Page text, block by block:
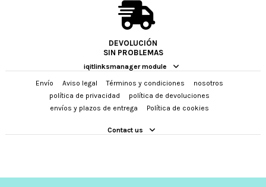
DEVOLUCIÓN
SIN PROBLEMAS
iqitlinksmanager module
Envío
Aviso legal Términos y condiciones
nosotros
política de privacidad
política de devoluciones
envíos y plazos de entrega
Política de cookies
Contact us